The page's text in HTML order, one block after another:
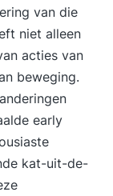
van die
niet alleen
acties van
beweging.
early
kat-uit-de-